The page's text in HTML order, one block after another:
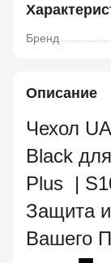
Бренд
Описание
Чехол
Black
Plus |
Защита
Вашего